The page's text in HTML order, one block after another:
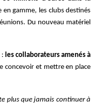
gamme, les clubs destinés
Du nouveau matériel
: les collaborateurs amenés à
concevoir et mettre en place
plus que jamais continuer à